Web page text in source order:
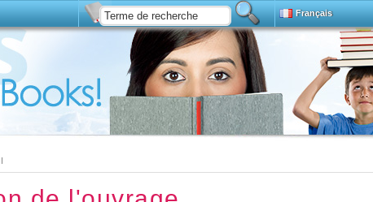
I
Installez
Recherche avancée
Français
Magyar
Português
Türkçe